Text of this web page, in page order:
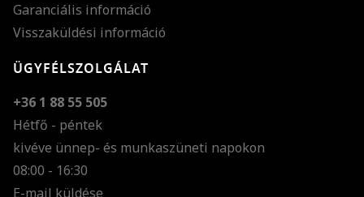
Garanciális információ
Visszaküldési információ
ÜGYFÉLSZOLGÁLAT
+36 1 88 55 505
Hétfő - péntek
kivéve ünnep- és munkaszüneti napokon
08:00 - 16:30
E-mail küldése